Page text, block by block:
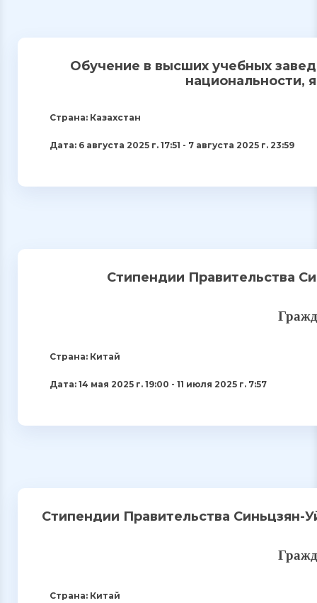
Обучение в высших учебных
национальности,
Страна: Казахстан
Дата: 6 августа 2025 г. 17:51 - 7 августа 2025 г. 23:59
Стипендии Правительства
Страна: Китай
Дата: 14 мая 2025 г. 19:00 - 11 июля 2025 г. 7:57
Стипендии Правительства Синьцзян-
Страна: Китай